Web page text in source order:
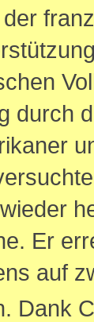
durch
Er
auf
Dank